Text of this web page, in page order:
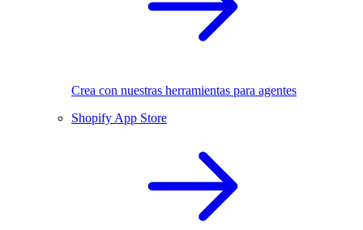
Crea con nuestras herramientas para agentes
Shopify App Store